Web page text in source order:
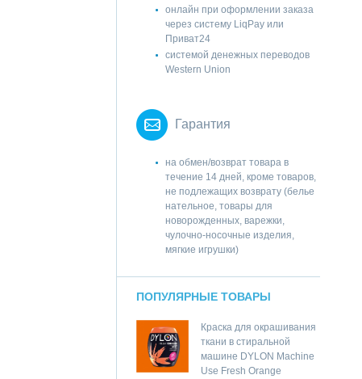
онлайн при оформлении заказа
через систему LiqPay или
Приват24
системой денежных переводов
Western Union
Гарантия
на обмен/возврат товара в
течение 14 дней, кроме товаров,
не подлежащих возврату (белье
нательное, товары для
новорожденных, варежки,
чулочно-носочные изделия,
мягкие игрушки)
ПОПУЛЯРНЫЕ ТОВАРЫ
Краска для окрашивания
ткани в стиральной
машине DYLON Machine
Use Fresh Orange